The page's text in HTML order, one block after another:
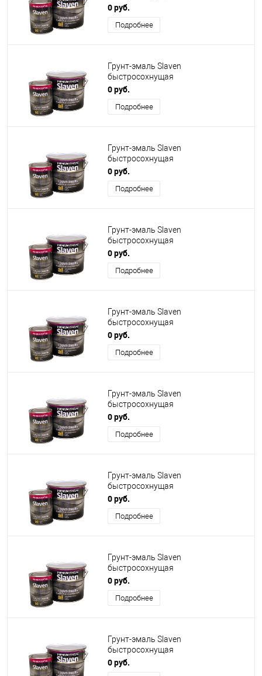
антикоррозионная красная
0 руб.
Подробнее
Грунт-эмаль Slaven
быстросохнущая
антикоррозионная оранжевая
0 руб.
Подробнее
Грунт-эмаль Slaven
быстросохнущая
антикоррозионная вишневая
0 руб.
Подробнее
Грунт-эмаль Slaven
быстросохнущая
антикоррозионная черный
0 руб.
Подробнее
Грунт-эмаль Slaven
быстросохнущая
антикоррозионная слоновая кость
0 руб.
Подробнее
Грунт-эмаль Slaven
быстросохнущая
антикоррозионная голубой
0 руб.
Подробнее
Грунт-эмаль Slaven
быстросохнущая
антикоррозионная коричневый
0 руб.
Подробнее
Грунт-эмаль Slaven
быстросохнущая
антикоррозионная золотисто-
желтый
0 руб.
Подробнее
Грунт-эмаль Slaven
быстросохнущая
антикоррозионная желтая
0 руб.